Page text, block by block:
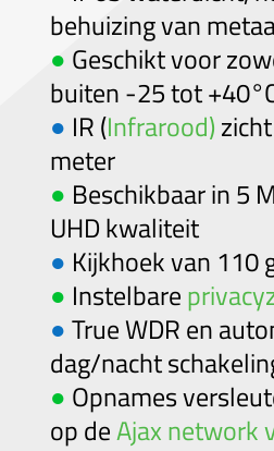
behuizing van
● Geschikt voor
buiten -25 tot
● IR (Infrarood)
meter
● Beschikbaar in 5
UHD kwaliteit
● Kijkhoek van 110
● Instelbare
●True WDR en
dag/nacht
● Opnames
op deAjax network